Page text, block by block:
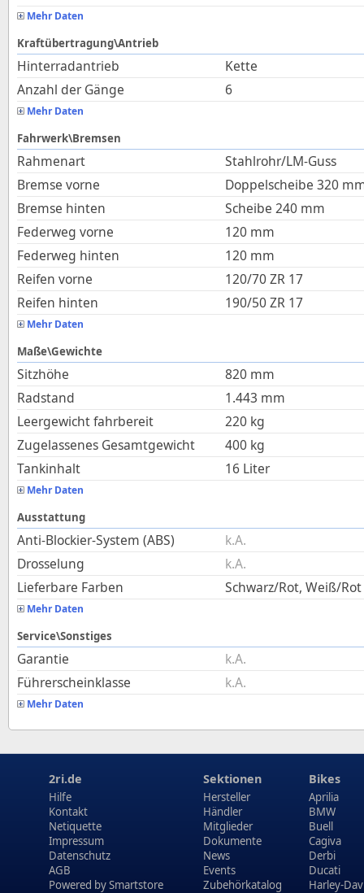
Mehr Daten
Kraftübertragung\Antrieb
Hinterradantrieb
Kette
Anzahl der Gänge
6
Mehr Daten
Fahrwerk\Bremsen
Rahmenart
Stahlrohr/LM-Guss
Bremse vorne
Doppelscheibe 320
Bremse hinten
Scheibe 240 mm
Federweg vorne
120 mm
Federweg hinten
120 mm
Reifen vorne
120/70 ZR 17
Reifen hinten
190/50 ZR 17
Mehr Daten
Maße\Gewichte
Sitzhöhe 820 mm
Radstand
1.443 mm
Leergewicht fahrbereit
220 kg
Zugelassenes Gesamtgewicht
400 kg
Tankinhalt
16 Liter
Mehr Daten
Ausstattung
Anti-Blockier-System (ABS)
k.A.
Drosselung
k.A.
Lieferbare Farben
Schwarz/Rot, Weiß/Rot
Mehr Daten
Service\Sonstiges
Garantie
k.A.
Führerscheinklasse
k.A.
Mehr Daten
2ri.de
Hilfe
Kontakt
Netiquette
Impressum
Datenschutz
AGB
Powered bySmartstore
Sektionen
Hersteller
Händler
Mitglieder
Dokumente
News
Events
Zubehörkatalog
Bikes
Aprilia
BMW
Buell
Cagiva
Derbi
Ducati
Harley-